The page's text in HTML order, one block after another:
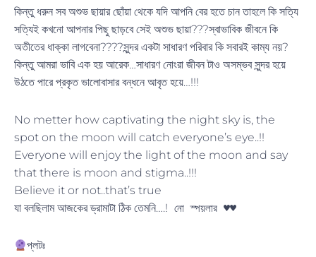
কিন্তু ধরুন সব অশুভ ছায়ার ছোঁয়া থেকে যদি আপনি বের হতে চান তাহলে কি সত্যি
সত্যিই কখনো আপনার পিছু ছাড়বে সেই অশুভ ছায়া???স্বাভাবিক জীবনে কি
অতীতের ধাক্কা লাগবেনা????সুন্দর একটা সাধারণ পরিবার কি সবারই কাম্য নয়?
কিন্তু আমরা ভাবি এক হয় আরেক…সাধারণ নোংরা জীবন টাও অসম্ভব সুন্দর হয়ে
উঠতে পারে প্রকৃত ভালোবাসার বন্ধনে আবৃত হয়ে…!!!
No metter how captivating the night sky is, the
spot on the moon will catch everyone’s eye..!!
Everyone will enjoy the light of the moon and say
that there is moon and stigma..!!!
Believe it or not..that’s true
যা বলছিলাম আজকের ড্রামাটা ঠিক তেমনি….! নো স্পয়লার ♥️♥️
প্লটঃ